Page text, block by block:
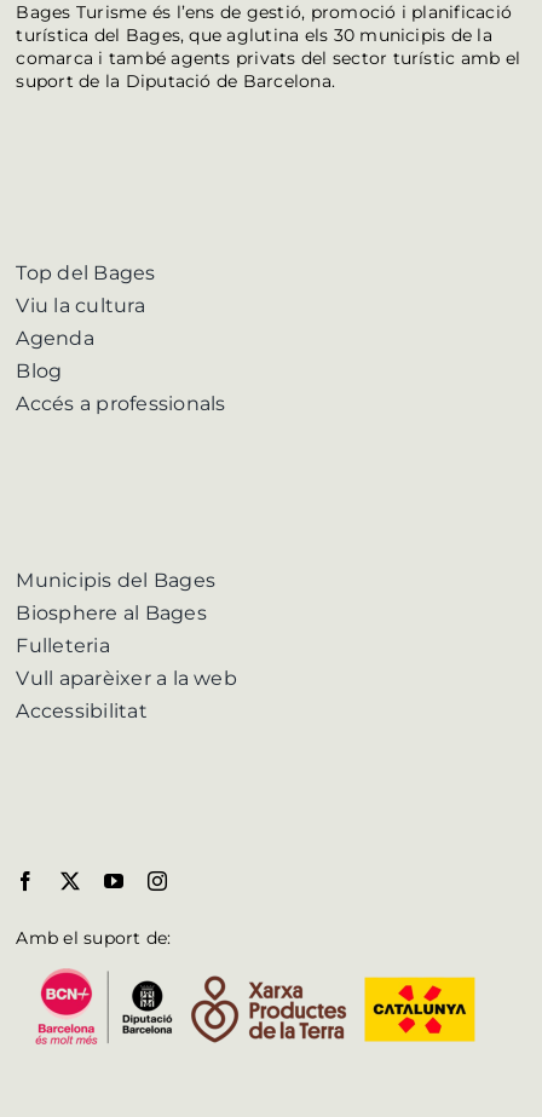
Bages Turisme és l’ens de gestió, promoció i planificació
turística del Bages, que aglutina els 30 municipis de la
comarca i també agents privats del sector turístic amb el
suport de la Diputació de Barcelona.
Top del Bages
Viu la cultura
Agenda
Blog
Accés a professionals
Municipis del Bages
Biosphere al Bages
Fulleteria
Vull aparèixer a la web
Accessibilitat
Amb el suport de: